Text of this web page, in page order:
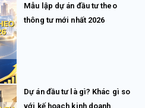
Mẫu lập dự án đầu tư theo
thông tư mới nhất 2026
Dự án đầu tư là gì? Khác gì so
với kế hoạch kinh doanh